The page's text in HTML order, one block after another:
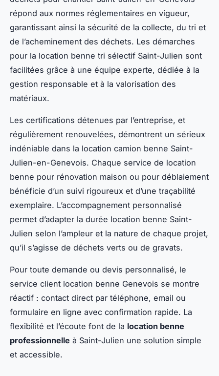
répond aux normes réglementaires en vigueur,
garantissant ainsi la sécurité de la collecte, du tri et
de l’acheminement des déchets. Les démarches
pour la location benne tri sélectif Saint-Julien sont
facilitées grâce à une équipe experte, dédiée à la
gestion responsable et à la valorisation des
matériaux.
Les certifications détenues par l’entreprise, et
régulièrement renouvelées, démontrent un sérieux
indéniable dans la location camion benne Saint-
Julien-en-Genevois. Chaque service de location
benne pour rénovation maison ou pour déblaiement
bénéficie d’un suivi rigoureux et d’une traçabilité
exemplaire. L’accompagnement personnalisé
permet d’adapter la durée location benne Saint-
Julien selon l’ampleur et la nature de chaque projet,
qu’il s’agisse de déchets verts ou de gravats.
Pour toute demande ou devis personnalisé, le
service client location benne Genevois se montre
réactif : contact direct par téléphone, email ou
formulaire en ligne avec confirmation rapide. La
flexibilité et l’écoute font de la location benne
professionnelle à Saint-Julien une solution simple
et accessible.